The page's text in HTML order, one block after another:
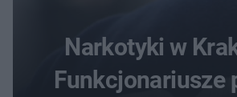
Narkotyki w
Funkcjonariusze